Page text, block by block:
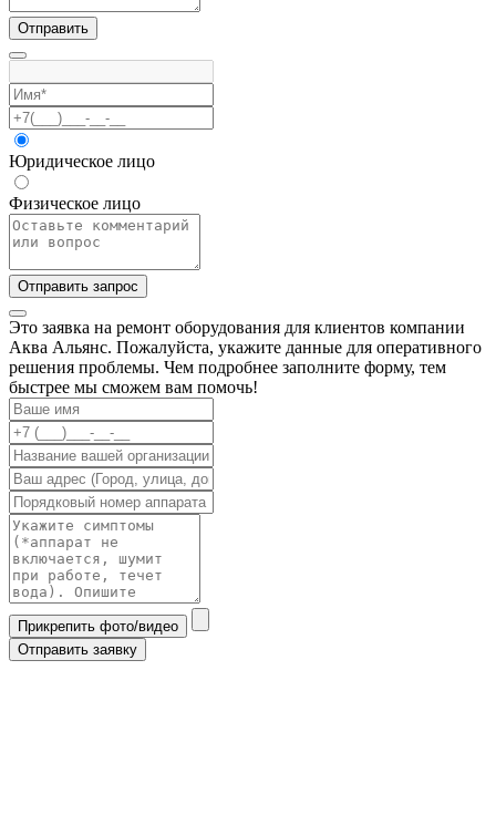
Отправить
Юридическое лицо
Физическое лицо
Отправить запрос
Это заявка на ремонт оборудования для клиентов компании
Аква Альянс. Пожалуйста, укажите данные для оперативного
решения проблемы. Чем подробнее заполните форму, тем
быстрее мы сможем вам помочь!
Прикрепить фото/видео
Отправить заявку